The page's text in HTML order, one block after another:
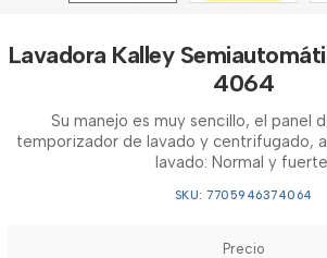
Lavadora Kalley
4064
Su manejo es muy sencillo, el panel
temporizador de lavado y centrifugado,
lavado: Normal y
SKU: 7705946374064
Precio